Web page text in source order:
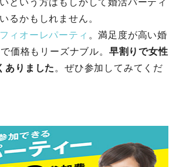
るかもしれません。
フィオーレパーティ 。満足度が高い婚
価格もリーズナブル。 早割りで女性
ありました。ぜひ参加してみてくだ